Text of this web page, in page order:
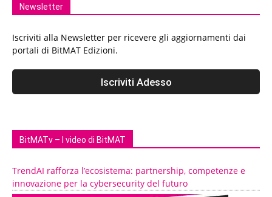
Newsletter
Iscriviti alla Newsletter per ricevere gli aggiornamenti dai
portali di BitMAT Edizioni.
BitMATv – I video di BitMAT
TrendAI rafforza l’ecosistema: partnership, competenze e
innovazione per la cybersecurity del futuro